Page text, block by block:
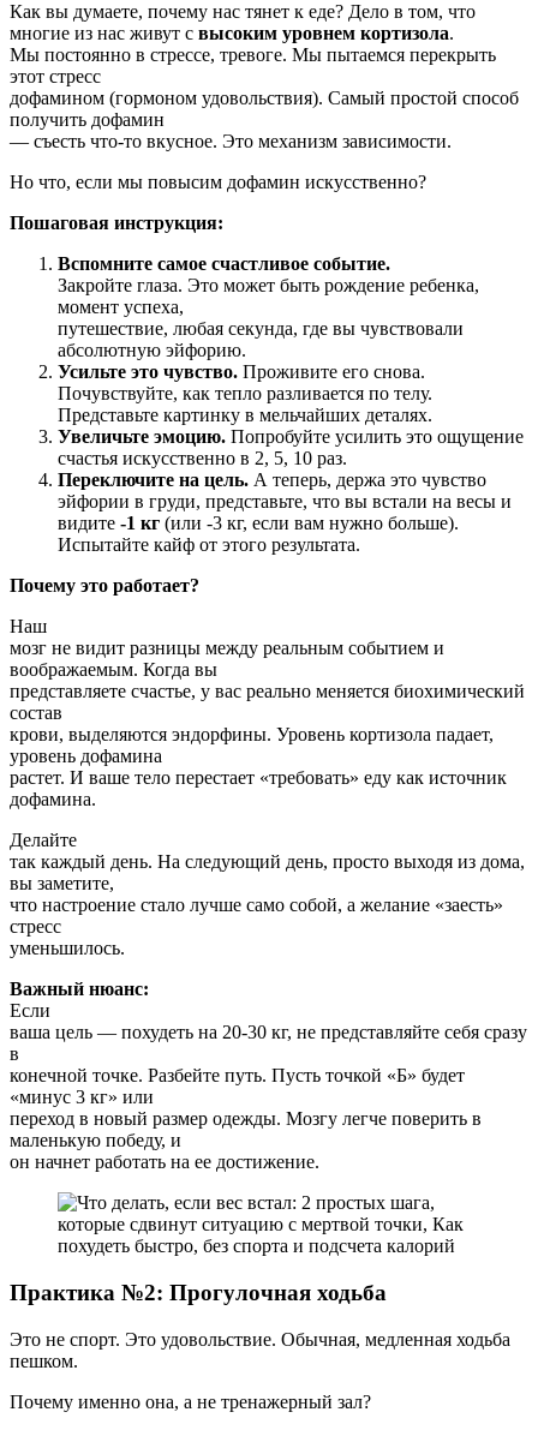
Как вы думаете, почему нас тянет к еде? Дело в том, что
многие из нас живут с высоким уровнем кортизола.
Мы постоянно в стрессе, тревоге. Мы пытаемся перекрыть
этот стресс
дофамином (гормоном удовольствия). Самый простой способ
получить дофамин
— съесть что-то вкусное. Это механизм зависимости.
Но что, если мы повысим дофамин искусственно?
Пошаговая инструкция:
Вспомните самое счастливое событие.
Закройте глаза. Это может быть рождение ребенка,
момент успеха,
путешествие, любая секунда, где вы чувствовали
абсолютную эйфорию.
Усильте это чувство. Проживите его снова.
Почувствуйте, как тепло разливается по телу.
Представьте картинку в мельчайших деталях.
Увеличьте эмоцию. Попробуйте усилить это ощущение
счастья искусственно в 2, 5, 10 раз.
Переключите на цель. А теперь, держа это чувство
эйфории в груди, представьте, что вы встали на весы и
видите -1 кг (или -3 кг, если вам нужно больше).
Испытайте кайф от этого результата.
Почему это работает?
Наш
мозг не видит разницы между реальным событием и
воображаемым. Когда вы
представляете счастье, у вас реально меняется биохимический
состав
крови, выделяются эндорфины. Уровень кортизола падает,
уровень дофамина
растет. И ваше тело перестает «требовать» еду как источник
дофамина.
Делайте
так каждый день. На следующий день, просто выходя из дома,
вы заметите,
что настроение стало лучше само собой, а желание «заесть»
стресс
уменьшилось.
Важный нюанс:
Если
ваша цель — похудеть на 20-30 кг, не представляйте себя сразу
в
конечной точке. Разбейте путь. Пусть точкой «Б» будет
«минус 3 кг» или
переход в новый размер одежды. Мозгу легче поверить в
маленькую победу, и
он начнет работать на ее достижение.
Практика №2: Прогулочная ходьба
Это не спорт. Это удовольствие. Обычная, медленная ходьба
пешком.
Почему именно она, а не тренажерный зал?